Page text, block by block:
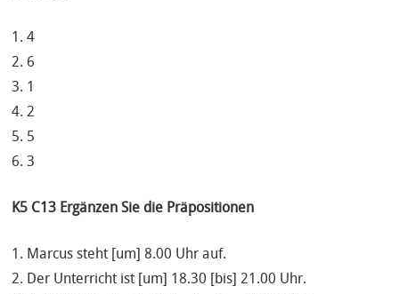
1. 4
2. 6
3. 1
4. 2
5. 5
6. 3
K5 C13 Ergänzen Sie die Präpositionen
1. Marcus steht [um] 8.00 Uhr auf.
2. Der Unterricht ist [um] 18.30 [bis] 21.00 Uhr.